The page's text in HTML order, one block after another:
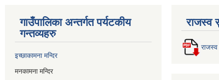
गाउँपालिका अन्तर्गत पर्यटकीय
गन्तव्यहरु
इच्छाकामना मन्दिर
मनकामना मन्दिर
राजस्व
राजस्व